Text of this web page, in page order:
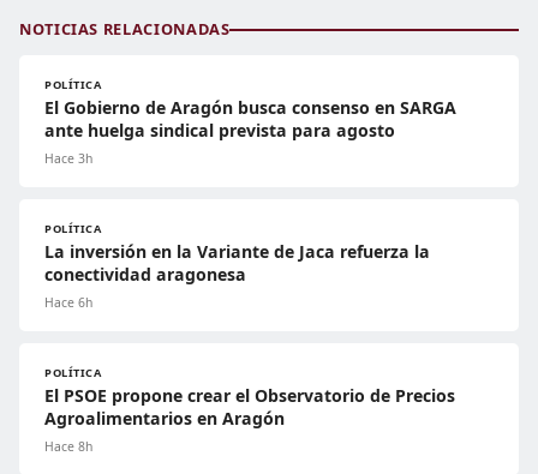
NOTICIAS RELACIONADAS
POLÍTICA
El Gobierno de Aragón busca consenso en SARGA
ante huelga sindical prevista para agosto
Hace 3h
POLÍTICA
La inversión en la Variante de Jaca refuerza la
conectividad aragonesa
Hace 6h
POLÍTICA
El PSOE propone crear el Observatorio de Precios
Agroalimentarios en Aragón
Hace 8h